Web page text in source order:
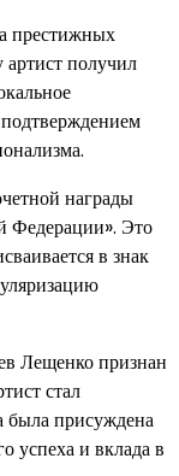
престижных
получил
награды
Федерации». Это
в знак
Лещенко признан
стал
была присуждена
успеха и вклада в